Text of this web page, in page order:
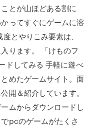
とが山ほどある割に
ってすぐにゲームに溶
とやりこみ要素は、
ります。 「けものフ
ドしてみる 手軽に遊べ
めたゲームサイト。面
開＆紹介しています。
ムからダウンロードし
pcのゲームがたくさ